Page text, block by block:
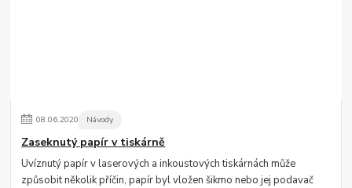
08.06.2020 Návody
Zaseknutý papír v tiskárně
Uvíznutý papír v laserových a inkoustových tiskárnách může
způsobit několik příčin, papír byl vložen šikmo nebo jej podavač